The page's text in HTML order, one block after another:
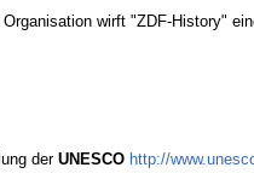
wirft "ZDF-History"
der UNESCO http://